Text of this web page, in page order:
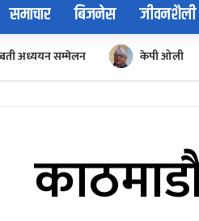
समाचार बिजनेस जीवनशैली
अध्ययन सम्मेलन केपी ओली